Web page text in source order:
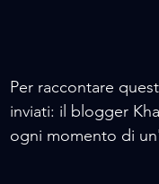
Per raccontare
inviati: il blogger
ogni momento di